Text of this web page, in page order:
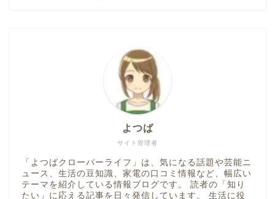
サイト管理者
よつば
「よつばクローバーライフ」は、気になる話題や芸能ニ
ュース、生活の豆知識、家電の口コミ情報など、幅広い
テーマを紹介している情報ブログです。 読者の「知り
たい」に応える記事を日々発信しています。 生活に役